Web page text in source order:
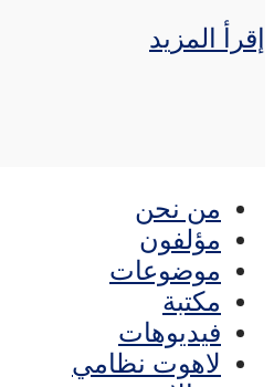
إقرأ المزيد
من نحن
مؤلفون
موضوعات
مكتبة
فيديوهات
لاهوت نظامي